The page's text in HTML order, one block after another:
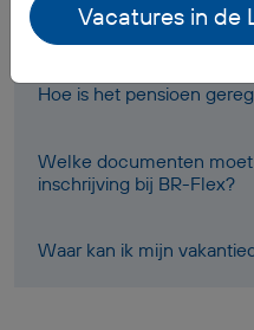
Ontvang ik werkkleding?
Hoe is het pensioen
Welke documenten
inschrijving bij BR-Flex?
Waar kan ik mijn
Vacatures in de